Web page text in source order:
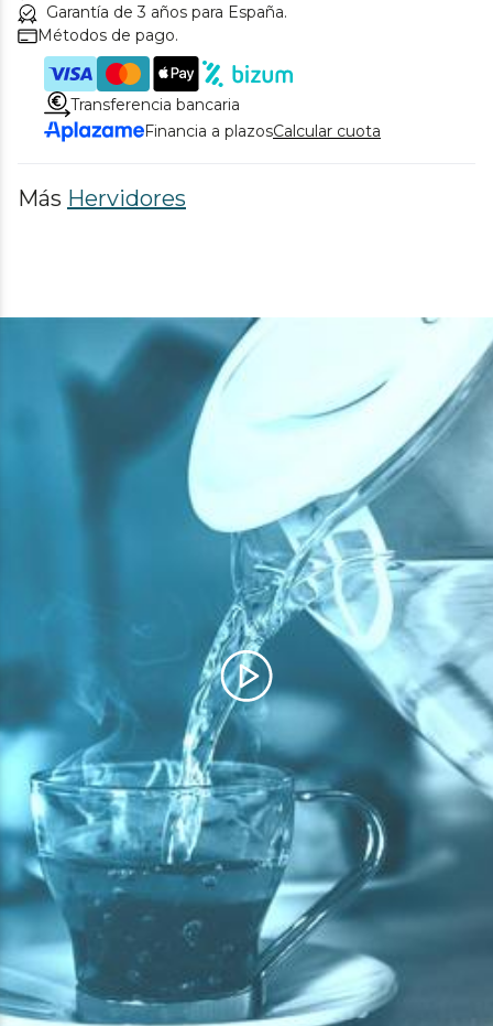
Garantía de 3 años para España.
Métodos de pago.
Transferencia bancaria
Financia a plazosCalcular cuota
Más Hervidores